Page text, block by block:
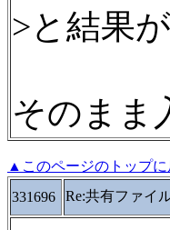
>と結果
そのまま
▲このページのトップに
331696
Re:共有ファイ